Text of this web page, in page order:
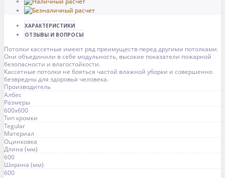
ХАРАКТЕРИСТИКИ
ОТЗЫВЫ И ВОПРОСЫ
Потолки кассетные имеют ряд преимуществ перед другими потолками.
Они объединили в себе модульность, высокие показатели пожарной
безопасности и влагостойкости.
Кассетные потолки не бояться частой влажной уборки и совершенно
безвредны для здоровья человека.
Производитель
Албес
Размеры
600x600
Тип кромки
Tegular
Материал
Оцинковка
Длина (мм)
600
Ширина (мм)
600